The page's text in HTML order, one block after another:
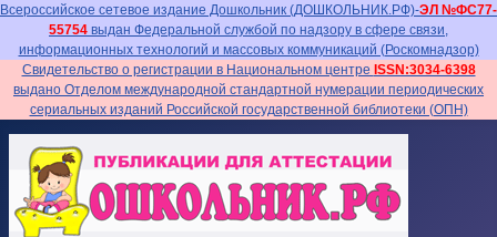
Всероссийское сетевое издание Дошкольник (ДОШКОЛЬНИК.РФ)-ЭЛ №ФС77-
55754 выдан Федеральной службой по надзору в сфере связи,
информационных технологий и массовых коммуникаций (Роскомнадзор)
Свидетельство о регистрации в Национальном центре ISSN:3034-6398
выдано Отделом международной стандартной нумерации периодических
сериальных изданий Российской государственной библиотеки (ОПН)